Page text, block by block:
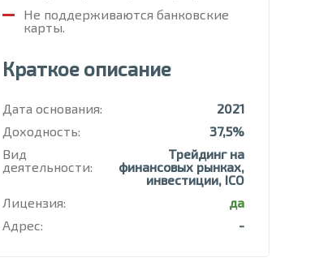
Не поддерживаются банковские
карты.
Краткое описание
Дата основания:
2021
Доходность:
37,5%
Вид
деятельности:
Трейдинг на
финансовых рынках,
инвестиции, ICO
Лицензия:
да
Адрес:
-